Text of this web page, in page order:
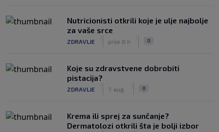
Nutricionisti otkrili koje je ulje najbolje
za vaše srce
ZDRAVLJE prije 8 h 0
Koje su zdravstvene dobrobiti
pistacija?
ZDRAVLJE 7. aug. 0
Krema ili sprej za sunčanje?
Dermatolozi otkrili šta je bolji izbor